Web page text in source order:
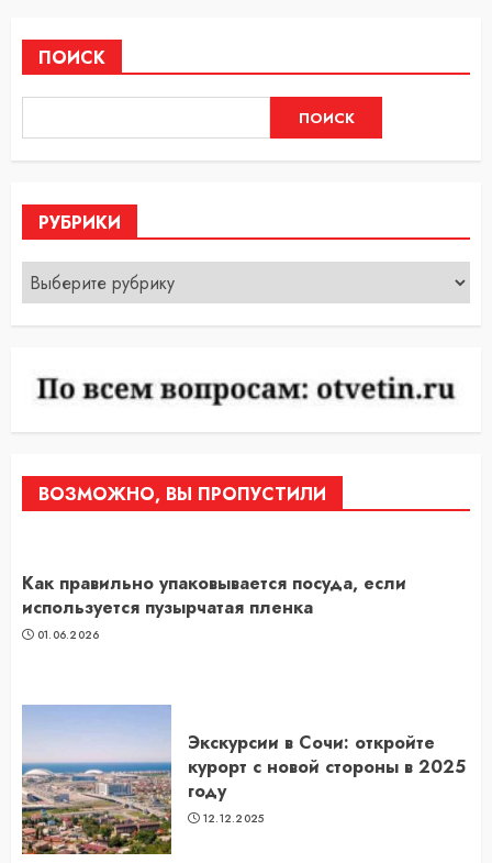
ПОИСК
ПОИСК
РУБРИКИ
Рубрики
ВОЗМОЖНО, ВЫ ПРОПУСТИЛИ
Как правильно упаковывается посуда, если
используется пузырчатая пленка
01.06.2026
Экскурсии в Сочи: откройте
курорт с новой стороны в 2025
году
12.12.2025